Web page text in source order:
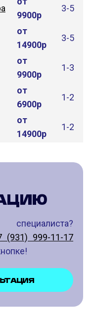
9900р
3-5
от
14900р
3-5
от
9900р
1-3
от
6900р
1-2
от
14900р
1-2
(931) 999-11-17